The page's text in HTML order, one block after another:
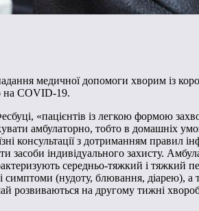
медичної допомоги хворим із
на COVID-19.
«пацієнтів із легкою формою
амбулаторно, тобто в домашніх
консультації з дотриманням
засоби індивідуального захисту.
середньо-тяжкий і тяжкий
(нудоту, блювання, діарею), а
розвиваються на другому тижні